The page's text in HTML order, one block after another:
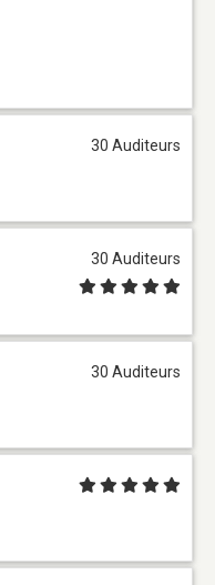
30 Auditeurs
30 Auditeurs
30 Auditeurs